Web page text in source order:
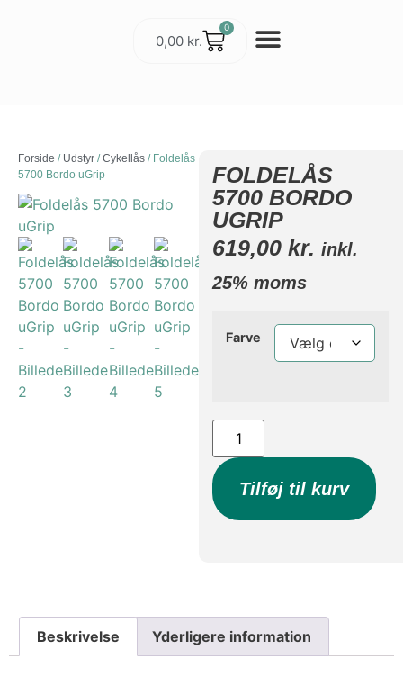
0,00 kr.
0
Forside / Udstyr /Cykellås / Foldelås
5700 Bordo uGrip
FOLDELÅS
5700 BORDO
UGRIP
619,00kr. inkl.
25% moms
Farve
Tilføj til kurv
Beskrivelse Yderligere information